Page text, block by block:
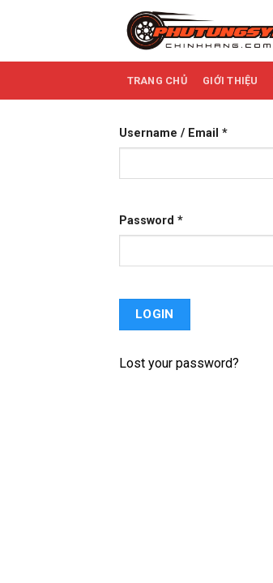
TRANG CHỦ GIỚI THIỆU
Username / Email *
Password *
Lost your password?